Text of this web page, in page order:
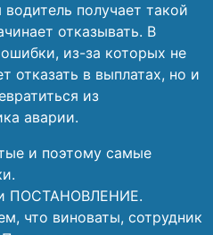
получает такой
отказывать. В
из-за которых не
отказать в выплатах, но и
из
аварии.
и поэтому самые
ПОСТАНОВЛЕНИЕ.
что виноваты, сотрудник